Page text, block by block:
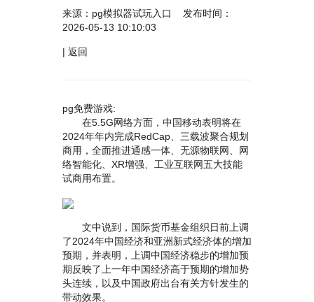
来源： pg模拟器试玩入口
发布时间：
2026-05-13 10:10:03
| 返回
pg免费游戏:
在5.5G网络方面，中国移动表明将在
2024年年内完成RedCap、三载波聚合规划
商用，全面推进通感一体、无源物联网、网
络智能化、XR增强、工业互联网五大技能
试商用布置。
文中说到，国际货币基金组织日前上调
了2024年中国经济和亚洲新式经济体的增加
预期，并表明，上调中国经济稳步的增加预
期反映了上一年中国经济高于预期的增加势
头连续，以及中国政府出台有关方针发生的
带动效果。